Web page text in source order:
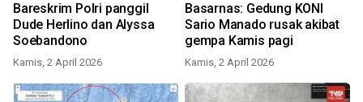
Bareskrim Polri panggil
Dude Herlino dan Alyssa
Soebandono
Kamis, 2 April 2026
Basarnas: Gedung KONI
Sario Manado rusak akibat
gempa Kamis pagi
Kamis, 2 April 2026